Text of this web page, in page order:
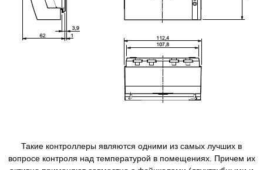
Такие контроллеры являются одними из самых лучших в
вопросе контроля над температурой в помещениях. Причем их